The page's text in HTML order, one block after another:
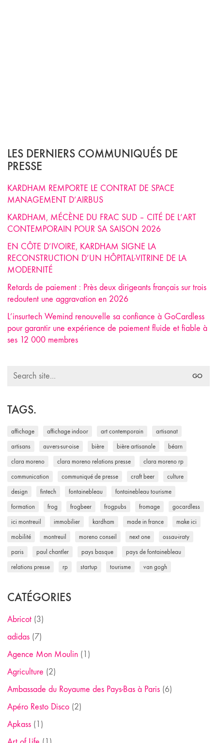
LES DERNIERS COMMUNIQUÉS DE
PRESSE
KARDHAM REMPORTE LE CONTRAT DE SPACE
MANAGEMENT D’AIRBUS
KARDHAM, MÉCÈNE DU FRAC SUD – CITÉ DE L’ART
CONTEMPORAIN POUR SA SAISON 2026
EN CÔTE D’IVOIRE, KARDHAM SIGNE LA
RECONSTRUCTION D’UN HÔPITAL-VITRINE DE LA
MODERNITÉ
Retards de paiement : Près deux dirigeants français sur trois
redoutent une aggravation en 2026
L’insurtech Wemind renouvelle sa confiance à GoCardless
pour garantir une expérience de paiement fluide et fiable à
ses 12 000 membres
Search
TAGS.
affichage affichage indoor art contemporain artisanat
artisans auvers-sur-oise bière bière artisanale béarn
clara moreno clara moreno relations presse clara moreno rp
communication communiqué de presse craft beer culture
design fintech fontainebleau fontainebleau tourisme
formation frog frogbeer frogpubs fromage gocardless
ici montreuil immobilier kardham made in france make ici
mobilité montreuil moreno conseil next one ossau-iraty
paris paul chantler pays basque pays de fontainebleau
relations presse rp startup tourisme van gogh
CATÉGORIES
Abricot (3)
adidas (7)
Agence Mon Moulin (1)
Agriculture (2)
Ambassade du Royaume des Pays-Bas à Paris (6)
Apéro Resto Disco (2)
Apkass (1)